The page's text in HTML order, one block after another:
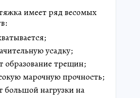
имеет ряд весомых
усадку;
образование трещин;
марочную прочность;
большой нагрузки на